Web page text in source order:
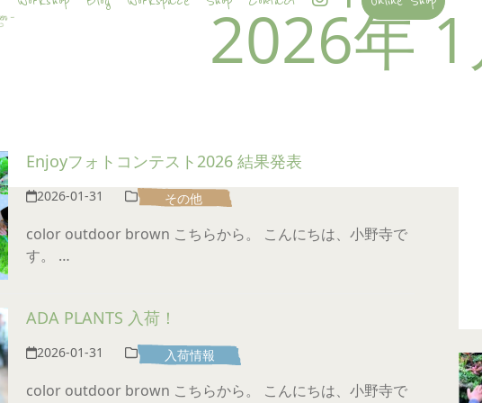
2026年
Enjoyフォトコンテスト2026 結果発表
2026-01-31 その他
color outdoor brown こちらから。 こんにちは、小野寺で
す。 …
ADA PLANTS 入荷！
2026-01-31 入荷情報
color outdoor brown こちらから。 こんにちは、小野寺で